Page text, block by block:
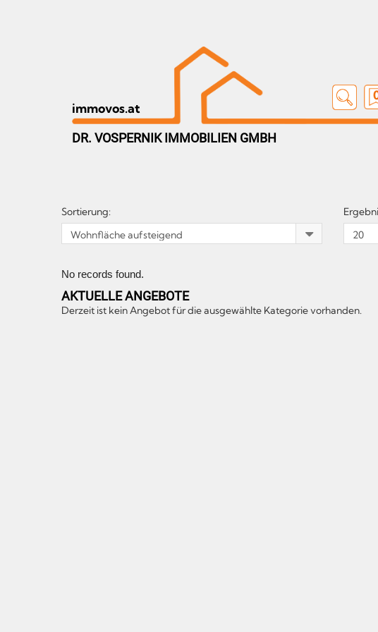
immovos.at
DR. VOSPERNIK IMMOBILIEN GMBH
Sortierung:
No records found.
AKTUELLE ANGEBOTE
Derzeit ist kein Angebot für die ausgewählte Kategorie vorhanden.